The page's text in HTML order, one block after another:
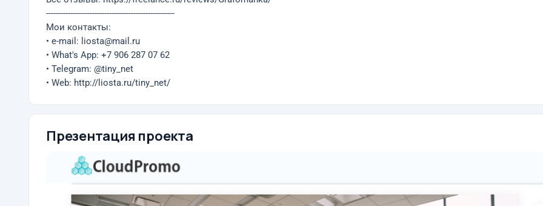
-----------------------------------------------------
Мои контакты:
• e-mail: liosta@mail.ru
• What's App: +7 906 287 07 62
• Telegram: @tiny_net
• Web: http://liosta.ru/tiny_net/
Презентация проекта